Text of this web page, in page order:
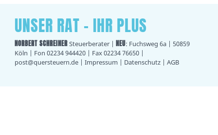
UNSER RAT - IHR PLUS
NORBERT SCHREINERSteuerberater | NEU: Fuchsweg 6a | 50859
Köln | Fon 02234 944420 | Fax 02234 76650 |
post@quersteuern.de | Impressum | Datenschutz | AGB